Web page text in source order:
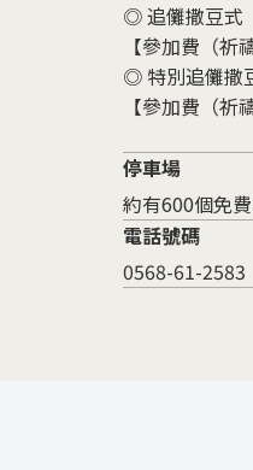
◎ 追儺撒豆式
【參加費（
◎ 特別追儺撒
【參加費（
停車場
約有600個免
電話號碼
0568-61-2583